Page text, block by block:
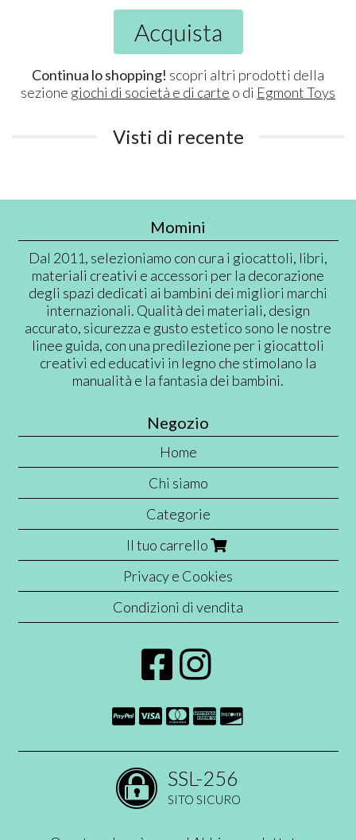
Acquista
Continua lo shopping! scopri altri prodotti della
sezione giochi di società e di carte o di Egmont Toys
Visti di recente
Momini
Dal 2011, selezioniamo con cura i giocattoli, libri,
materiali creativi e accessori per la decorazione
degli spazi dedicati ai bambini dei migliori marchi
internazionali. Qualità dei materiali, design
accurato, sicurezza e gusto estetico sono le nostre
linee guida, con una predilezione per i giocattoli
creativi ed educativi in legno che stimolano la
manualità e la fantasia dei bambini.
Negozio
Home
Chi siamo
Categorie
Il tuo carrello
Privacy e Cookies
Condizioni di vendita
SSL-256
SITO SICURO